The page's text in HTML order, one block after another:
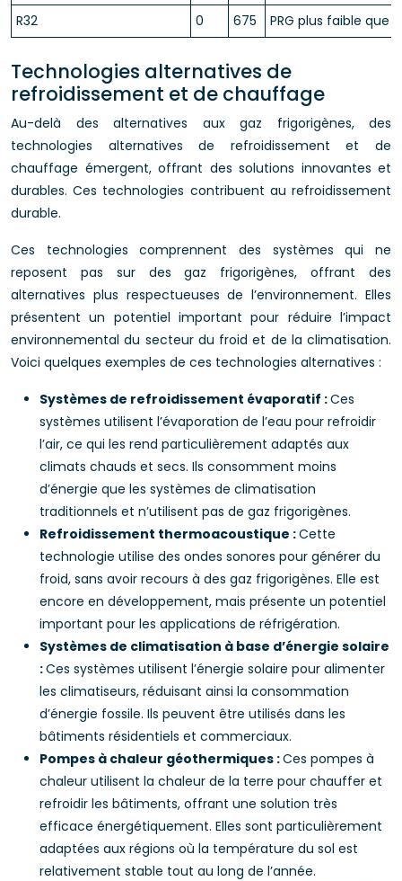
R32 0 675 PRG plus faible que
Technologies alternatives de
refroidissement et de chauffage
Au-delà des alternatives aux gaz frigorigènes, des
technologies alternatives de refroidissement et de
chauffage émergent, offrant des solutions innovantes et
durables. Ces technologies contribuent au refroidissement
durable.
Ces technologies comprennent des systèmes qui ne
reposent pas sur des gaz frigorigènes, offrant des
alternatives plus respectueuses de l’environnement. Elles
présentent un potentiel important pour réduire l’impact
environnemental du secteur du froid et de la climatisation.
Voici quelques exemples de ces technologies alternatives :
Systèmes de refroidissement évaporatif :Ces
systèmes utilisent l’évaporation de l’eau pour refroidir
l’air, ce qui les rend particulièrement adaptés aux
climats chauds et secs. Ils consomment moins
d’énergie que les systèmes de climatisation
traditionnels et n’utilisent pas de gaz frigorigènes.
Refroidissement thermoacoustique :Cette
technologie utilise des ondes sonores pour générer du
froid, sans avoir recours à des gaz frigorigènes. Elle est
encore en développement, mais présente un potentiel
important pour les applications de réfrigération.
Systèmes de climatisation à base d’énergie solaire
:Ces systèmes utilisent l’énergie solaire pour alimenter
les climatiseurs, réduisant ainsi la consommation
d’énergie fossile. Ils peuvent être utilisés dans les
bâtiments résidentiels et commerciaux.
Pompes à chaleur géothermiques :Ces pompes à
chaleur utilisent la chaleur de la terre pour chauffer et
refroidir les bâtiments, offrant une solution très
efficace énergétiquement. Elles sont particulièrement
adaptées aux régions où la température du sol est
relativement stable tout au long de l’année.